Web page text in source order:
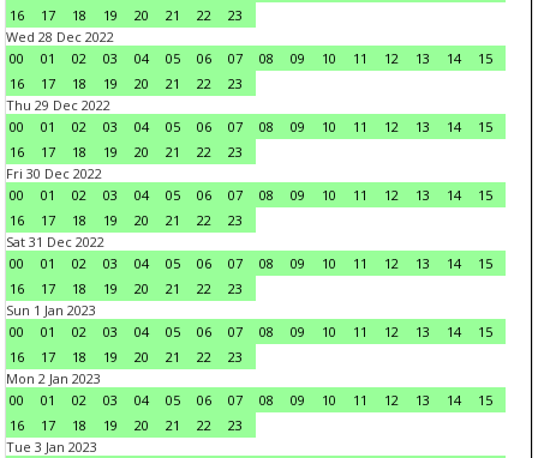
16
17 18 19 20 21 22
23
Wed 28 Dec 2022
00
01 02 03 04 05 06 07 08 09 10 11 12 13 14
15
16
17 18 19 20 21 22
23
Thu 29 Dec 2022
00
01 02 03 04 05 06 07 08 09 10 11 12 13 14
15
16
17 18 19 20 21 22
23
Fri 30 Dec 2022
00
01 02 03 04 05 06 07 08 09 10 11 12 13 14
15
16
17 18 19 20 21 22
23
Sat 31 Dec 2022
00
01 02 03 04 05 06 07 08 09 10 11 12 13 14
15
16
17 18 19 20 21 22
23
Sun 1 Jan 2023
00
01 02 03 04 05 06 07 08 09 10 11 12 13 14
15
16
17 18 19 20 21 22
23
Mon 2 Jan 2023
00
01 02 03 04 05 06 07 08 09 10 11 12 13 14
15
16
17 18 19 20 21 22
23
Tue 3 Jan 2023